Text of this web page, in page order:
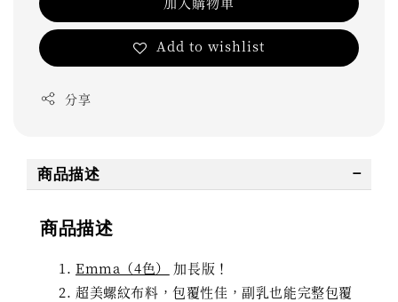
Add to wishlist
分享
商品描述
商品描述
Emma（4色）
加長版！
超美螺紋布料，包覆性佳，副乳也能完整包覆